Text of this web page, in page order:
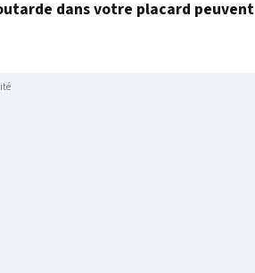
dans votre placard peuvent